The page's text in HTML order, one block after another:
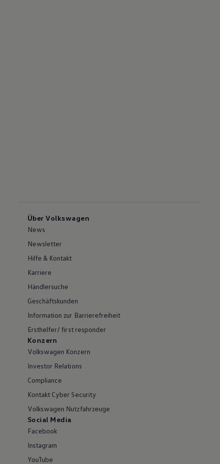
Über Volkswagen
News
Newsletter
Hilfe & Kontakt
Karriere
Händlersuche
Geschäftskunden
Information zur Barrierefreiheit
Ersthelfer/ first responder
Konzern
Volkswagen Konzern
Investor Relations
Compliance
Kontakt Cyber Security
Volkswagen Nutzfahrzeuge
Social Media
Facebook
Instagram
YouTube